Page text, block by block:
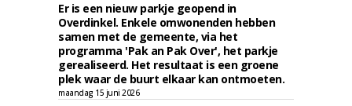
Er is een nieuw parkje geopend in
Overdinkel. Enkele omwonenden hebben
samen met de gemeente, via het
programma 'Pak an Pak Over', het parkje
gerealiseerd. Het resultaat is een groene
plek waar de buurt elkaar kan ontmoeten.
maandag 15 juni 2026